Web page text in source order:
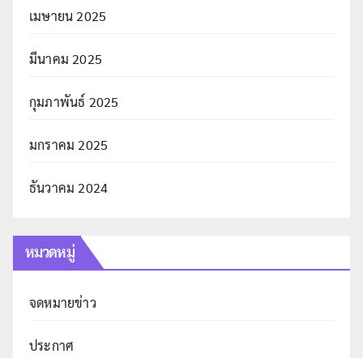
เมษายน 2025
มีนาคม 2025
กุมภาพันธ์ 2025
มกราคม 2025
ธันวาคม 2024
หมวดหมู่
จดหมายข่าว
ประกาศ